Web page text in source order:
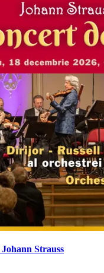
Johann Strauss